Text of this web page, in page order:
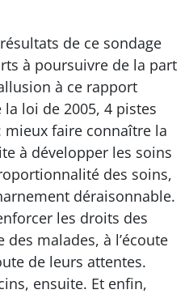
de ce sondage
à poursuivre de la part
à ce rapport
la loi de 2005, 4 pistes
mieux faire connaître la
à développer les soins
des soins,
déraisonnable.
les droits des
des malades, à l’écoute
de leurs attentes.
ensuite. Et enfin,